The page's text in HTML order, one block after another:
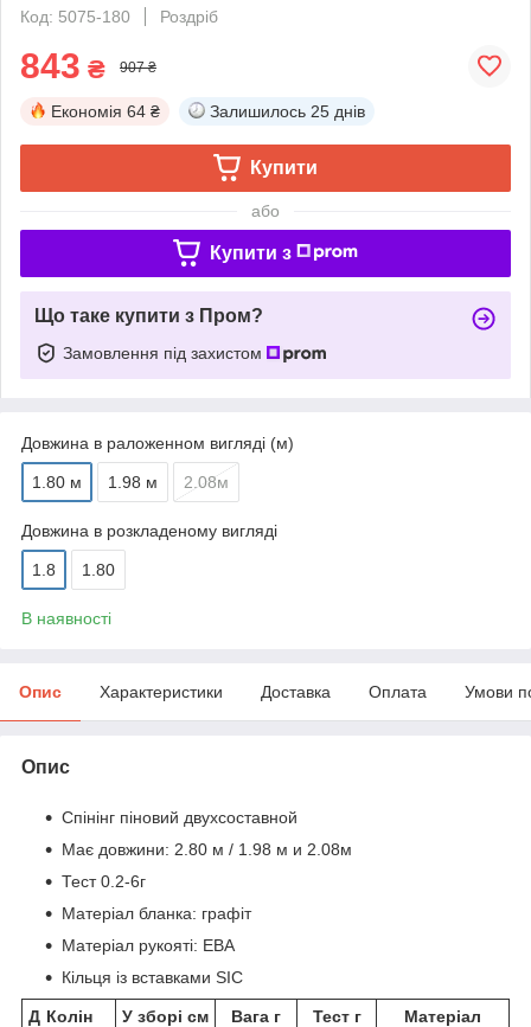
Код: 5075-180
Роздріб
843 ₴ 907 ₴
Економія 64 ₴ Залишилось 25 днів
Купити
або
Купити з
Що таке купити з Пром?
Замовлення під захистом
Довжина в раложенном вигляді (м)
1.80 м 1.98 м 2.08м
Довжина в розкладеному вигляді
1.8 1.80
В наявності
Опис Характеристики Доставка Оплата Умови
Опис
Спінінг піновий двухсоставной
Має довжини: 2.80 м / 1.98 м и 2.08м
Тест 0.2-6г
Матеріал бланка: графіт
Матеріал рукояті: ЕВА
Кільця із вставками SIC
Д Колін У зборі см Вага г Тест г Матеріал